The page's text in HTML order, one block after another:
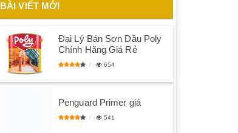
BÀI VIẾT MỚI
Đại Lý Bán Sơn Dầu Poly
Chính Hãng Giá Rẻ
654
Penguard Primer giá
541